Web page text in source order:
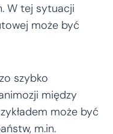
W tej sytuacji
może być
szybko
między
może być
m.in.